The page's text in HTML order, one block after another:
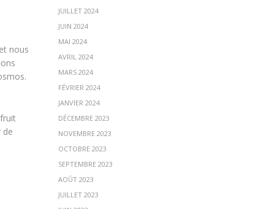
nous
de
JUILLET 2024
JUIN 2024
MAI 2024
AVRIL 2024
MARS 2024
FÉVRIER 2024
JANVIER 2024
DÉCEMBRE 2023
NOVEMBRE 2023
OCTOBRE 2023
SEPTEMBRE 2023
AOÛT 2023
JUILLET 2023